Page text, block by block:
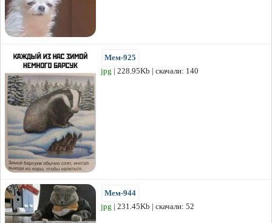
Мем-925
jpg | 228.95Kb | скачали: 140
Мем-944
jpg | 231.45Kb | скачали: 52